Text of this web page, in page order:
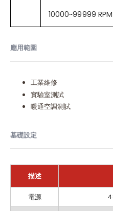
10000~99999 RPM
應用範圍​
工業維修
實驗室測試
暖通空調測試
基礎設定
描述
電源